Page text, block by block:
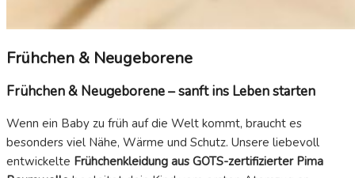
Frühchen & Neugeborene
Frühchen & Neugeborene – sanft ins Leben starten
Wenn ein Baby zu früh auf die Welt kommt, braucht es
besonders viel Nähe, Wärme und Schutz. Unsere liebevoll
entwickelte Frühchenkleidung aus GOTS-zertifizierter Pima